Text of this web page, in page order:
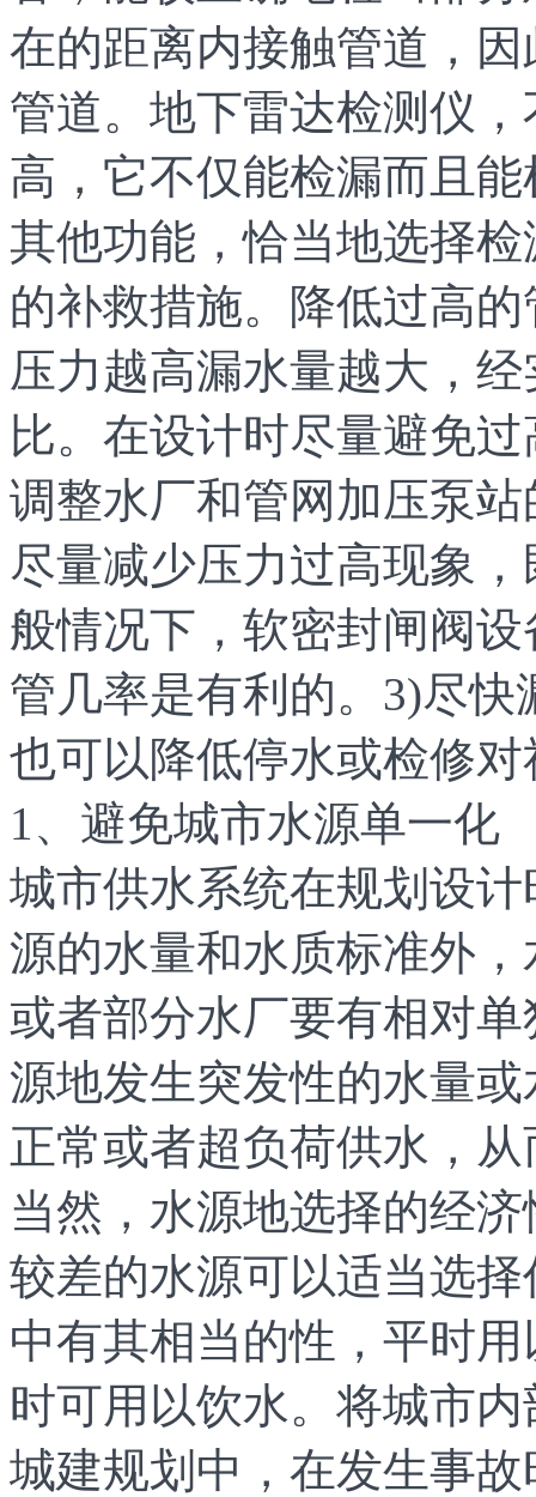
在的距离内接触管道，
管道。地下雷达检测仪
高，它不仅能检漏而且能
其他功能，恰当地选择
的补救措施。降低过高
压力越高漏水量越大，
比。在设计时尽量避免
调整水厂和管网加压泵
尽量减少压力过高现象
般情况下，软密封闸阀
管几率是有利的。3)尽
也可以降低停水或检修
1、避免城市水源单一化
城市供水系统在规划设
源的水量和水质标准外
或者部分水厂要有相对
源地发生突发性的水量
正常或者超负荷供水，
当然，水源地选择的经
较差的水源可以适当选
中有其相当的性，平时
时可用以饮水。将城市
城建规划中，在发生事